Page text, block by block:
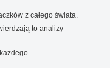
z całego świata.
to analizy